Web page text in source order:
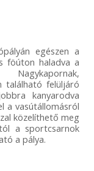
egészen a
föúton haladva a
található felüljáró
kanyarodva
a vasútállomásról
közelíthető meg
a sportcsarnok
a pálya.